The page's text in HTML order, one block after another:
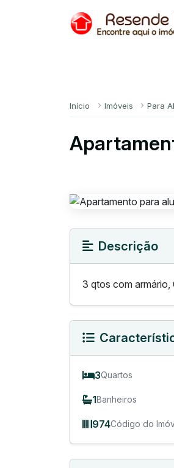
Início Imóveis Para
Descrição
3 qtos com armário,
3Quartos
1Banheiros
974Código do